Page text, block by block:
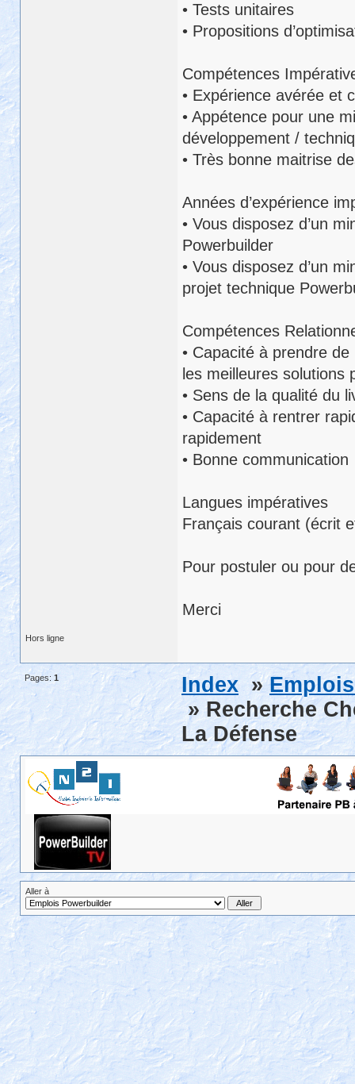
• Tests unitaires
• Propositions
Compétences
• Expérience avérée et
• Appétence pour une
développement /
• Très bonne maitrise
Années d’expérience
• Vous disposez d’un
Powerbuilder
• Vous disposez d’un
projet technique
Compétences
• Capacité à prendre
les meilleures solutions
• Sens de la qualité du
• Capacité à rentrer
rapidement
• Bonne communication
Langues impératives
Français courant (écrit
Pour postuler ou pour
Merci
Hors ligne
Pages: 1 Index »
» Recherche
La Défense
Aller à